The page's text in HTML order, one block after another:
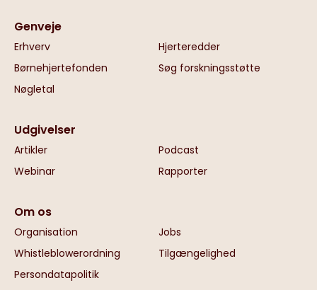
Genveje
Erhverv
Hjerteredder
Børnehjertefonden
Søg forskningsstøtte
Nøgletal
Udgivelser
Artikler
Podcast
Webinar
Rapporter
Om os
Organisation
Jobs
Whistleblowerordning
Tilgængelighed
Persondatapolitik